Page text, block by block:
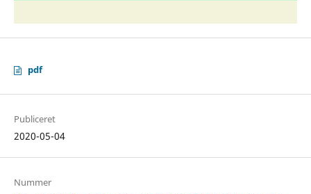
pdf
Publiceret
2020-05-04
Nummer